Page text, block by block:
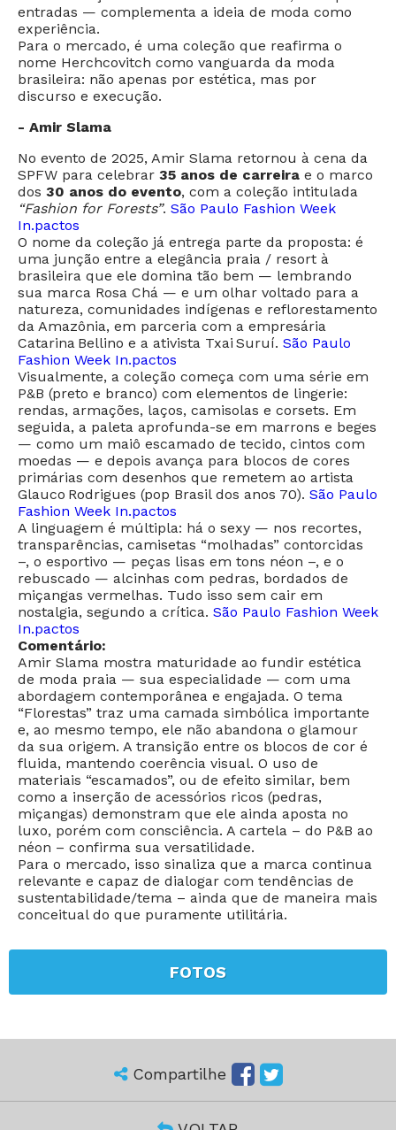
entradas — complementa a ideia de moda como
experiência.
Para o mercado, é uma coleção que reafirma o
nome Herchcovitch como vanguarda da moda
brasileira: não apenas por estética, mas por
discurso e execução.
- Amir Slama
No evento de 2025, Amir Slama retornou à cena da
SPFW para celebrar 35 anos de carreira e o marco
dos 30 anos do evento, com a coleção intitulada
“Fashion for Forests”. São Paulo Fashion Week
In.pactos
O nome da coleção já entrega parte da proposta: é
uma junção entre a elegância praia / resort à
brasileira que ele domina tão bem — lembrando
sua marca Rosa Chá — e um olhar voltado para a
natureza, comunidades indígenas e reflorestamento
da Amazônia, em parceria com a empresária
Catarina Bellino e a ativista Txai Suruí. São Paulo
Fashion Week In.pactos
Visualmente, a coleção começa com uma série em
P&B (preto e branco) com elementos de lingerie:
rendas, armações, laços, camisolas e corsets. Em
seguida, a paleta aprofunda-se em marrons e beges
— como um maiô escamado de tecido, cintos com
moedas — e depois avança para blocos de cores
primárias com desenhos que remetem ao artista
Glauco Rodrigues (pop Brasil dos anos 70). São Paulo
Fashion Week In.pactos
A linguagem é múltipla: há o sexy — nos recortes,
transparências, camisetas “molhadas” contorcidas
–, o esportivo — peças lisas em tons néon –, e o
rebuscado — alcinhas com pedras, bordados de
miçangas vermelhas. Tudo isso sem cair em
nostalgia, segundo a crítica. São Paulo Fashion Week
In.pactos
Comentário:
Amir Slama mostra maturidade ao fundir estética
de moda praia — sua especialidade — com uma
abordagem contemporânea e engajada. O tema
“Florestas” traz uma camada simbólica importante
e, ao mesmo tempo, ele não abandona o glamour
da sua origem. A transição entre os blocos de cor é
fluida, mantendo coerência visual. O uso de
materiais “escamados”, ou de efeito similar, bem
como a inserção de acessórios ricos (pedras,
miçangas) demonstram que ele ainda aposta no
luxo, porém com consciência. A cartela – do P&B ao
néon – confirma sua versatilidade.
Para o mercado, isso sinaliza que a marca continua
relevante e capaz de dialogar com tendências de
sustentabilidade/tema – ainda que de maneira mais
conceitual do que puramente utilitária.
FOTOS
Compartilhe